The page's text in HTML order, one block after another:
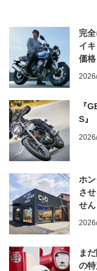
完
イ
価格
『
S』
ホ
さ
せん
ま
の特